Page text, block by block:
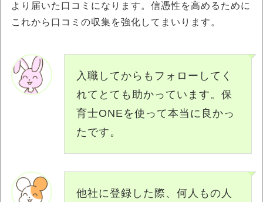
より届いた口コミになります。信憑性を高めるために
これから口コミの収集を強化してまいります。
入職してからもフォローしてく
れてとても助かっています。保
育士ONEを使って本当に良かっ
たです。
他社に登録した際、何人もの人